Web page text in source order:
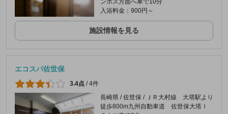
ンボス方面へ車で10分
入浴料金：900円～
施設情報を見る
エコスパ佐世保
3.4点 /4件
長崎県 / 佐世保 / ＪＲ大村線 大塔駅より
徒歩800m九州自動車道 佐世保大塔Ｉ